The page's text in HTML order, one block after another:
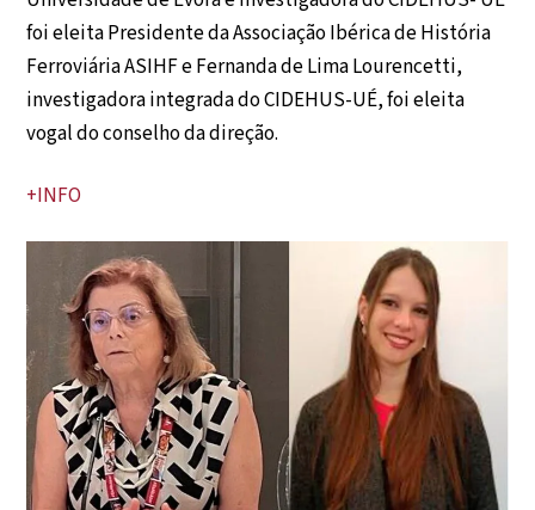
foi eleita Presidente da Associação Ibérica de História
Ferroviária ASIHF e Fernanda de Lima Lourencetti,
investigadora integrada do CIDEHUS-UÉ, foi eleita
vogal do conselho da direção.
+INFO